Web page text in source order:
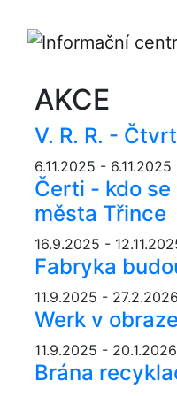
AKCE
V. R. R. -
6.11.2025 - 6.11.2025
Čerti - kdo
města Třince
16.9.2025 -
Fabryka
11.9.2025 - 27.2.2026
Werk v
11.9.2025 - 20.1.2026
Brána